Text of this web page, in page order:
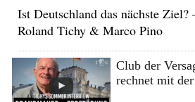
Ist Deutschland das nächste
Roland Tichy & Marco Pino
Club der
rechnet mit